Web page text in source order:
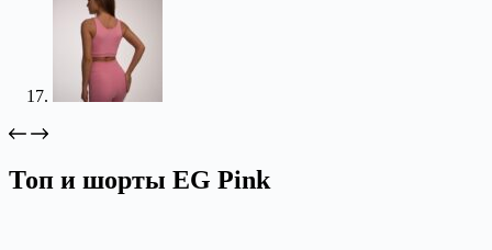
Топ и шорты EG Pink